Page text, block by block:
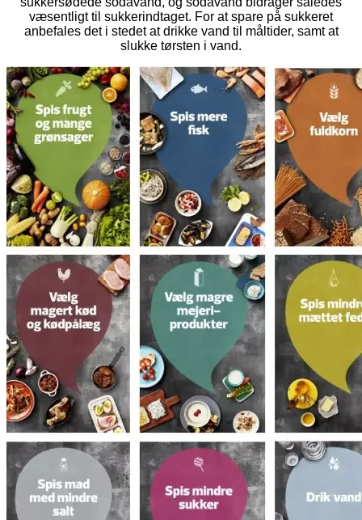
væsentligt til sukkerindtaget. For at spare på sukkeret
anbefales det i stedet at drikke vand til måltider, samt at
slukke tørsten i vand.